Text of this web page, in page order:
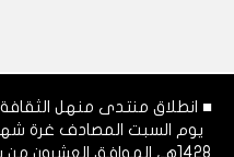
■ انطلاق منتدى منهل الثقافة
يوم السبت المصادف غرة
1428هـ، الموافق العشرون من